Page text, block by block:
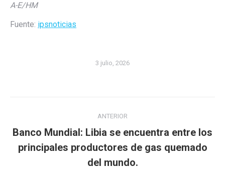
A-E/HM
Fuente: ipsnoticias
3 julio, 2026
entre
publicaciones
ANTERIOR
Publicación
anterior:
Banco Mundial: Libia se encuentra entre los
principales productores de gas quemado
del mundo.